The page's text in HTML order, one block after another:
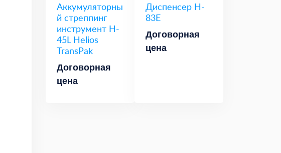
Аккумуляторны
й стреппинг
инструмент H-
45L Helios
TransPak
Договорная
цена
Диспенсер H-
83E
Договорная
цена